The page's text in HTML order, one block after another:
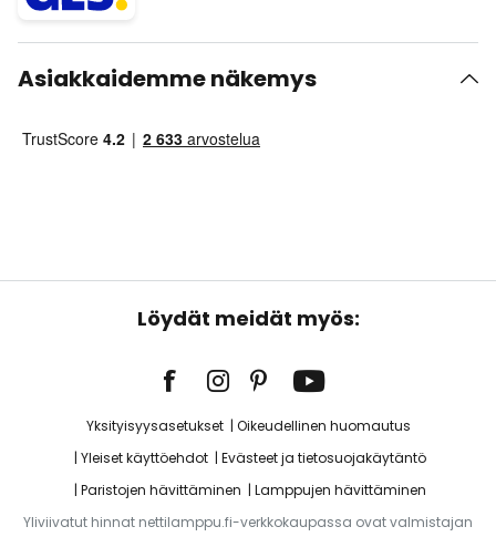
Asiakkaidemme näkemys
Löydät meidät myös:
Yksityisyysasetukset
Oikeudellinen huomautus
Yleiset käyttöehdot
Evästeet ja tietosuojakäytäntö
Paristojen hävittäminen
Lamppujen hävittäminen
Yliviivatut hinnat nettilamppu.fi-verkkokaupassa ovat valmistajan